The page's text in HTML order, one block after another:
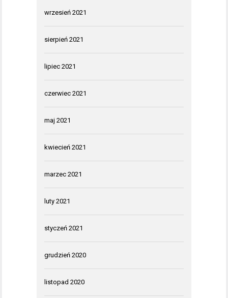
wrzesień 2021
sierpień 2021
lipiec 2021
czerwiec 2021
maj 2021
kwiecień 2021
marzec 2021
luty 2021
styczeń 2021
grudzień 2020
listopad 2020